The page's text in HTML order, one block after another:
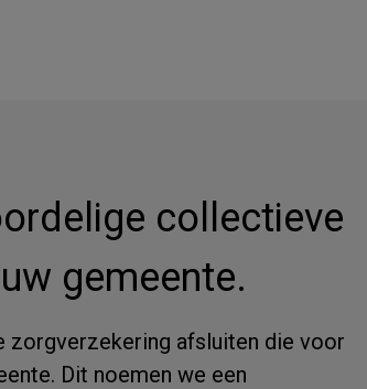
collectieve
gemeente.
zorgverzekering afsluiten die voor
Dit noemen we een